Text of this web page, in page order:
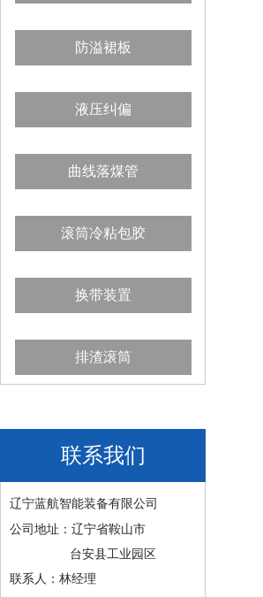
防溢裙板
液压纠偏
曲线落煤管
滚筒冷粘包胶
换带装置
排渣滚筒
联系我们
辽宁蓝航智能装备有限公司
公司地址：辽宁省鞍山市
台安县工业园区
联系人：林经理